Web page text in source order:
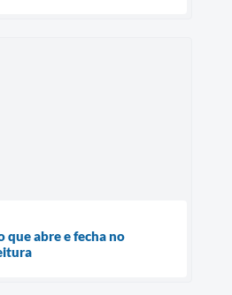
que abre e fecha no